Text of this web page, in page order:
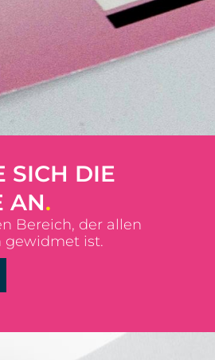
SICH DIE
AN.
Bereich, der allen
gewidmet ist.